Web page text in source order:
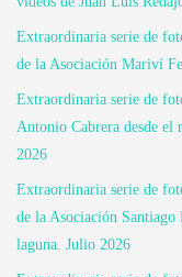
Extraordinaria serie de
de la Asociación Mariví
Extraordinaria serie de
Antonio Cabrera desde el
2026
Extraordinaria serie de
de la Asociación Santiago
laguna. Julio 2026